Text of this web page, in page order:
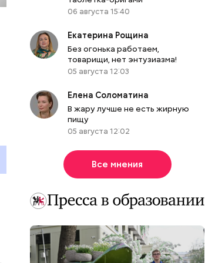
06 августа 15:40
Екатерина Рощина
Без огонька работаем,
товарищи, нет энтузиазма!
05 августа 12:03
Елена Соломатина
В жару лучше не есть жирную
пищу
05 августа 12:02
Все мнения